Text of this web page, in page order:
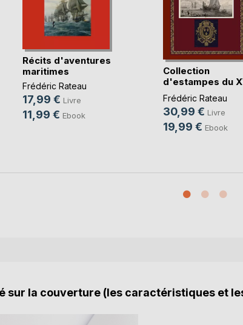
Récits d'aventures
maritimes
Frédéric Rateau
17,99 € Livre
11,99 € Ebook
Collection
d'estampes du
au (...)
Frédéric Rateau
30,99 € Livre
19,99 € Ebook
sur la couverture (les caractéristiques et